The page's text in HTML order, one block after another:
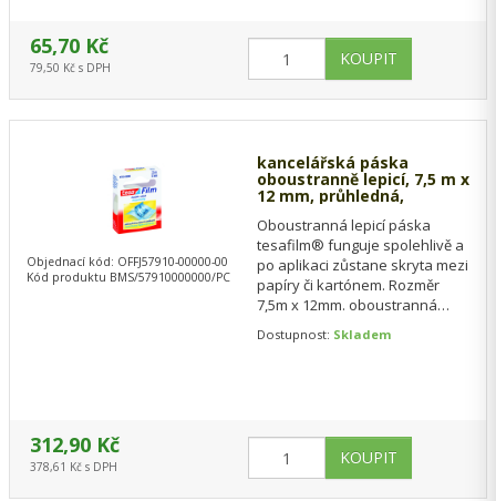
65,70 Kč
79,50 Kč s DPH
kancelářská páska
oboustranně lepicí, 7,5 m x
12 mm, průhledná,
Oboustranná lepicí páska
tesafilm® funguje spolehlivě a
po aplikaci zůstane skryta mezi
papíry či kartónem. Rozměr
7,5m x 12mm. oboustranná
zůstane skryta…
Dostupnost: Skladem
Objednací kód: OFFJ57910-00000-00
Kód produktu BMS/57910000000/PC
312,90 Kč
378,61 Kč s DPH